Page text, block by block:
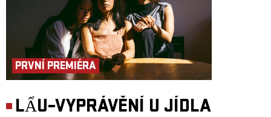
PRVNÍ PREMIÉRA
LẨU–VYPRÁVĚNÍ U JÍDLA